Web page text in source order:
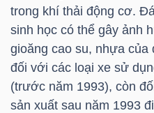
trong khí thải động cơ.
sinh học có thể gây ảnh
gioăng cao su, nhựa của
đối với các loại xe sử
(trước năm 1993), còn
sản xuất sau năm 1993
NGÀNH
DOANH